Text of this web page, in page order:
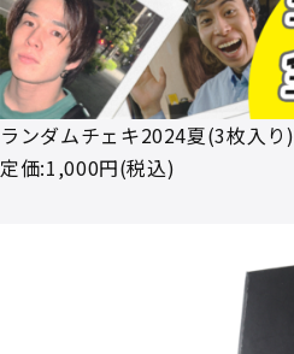
ランダムチェキ2024夏(3枚入り)
定価:1,000円(税込)